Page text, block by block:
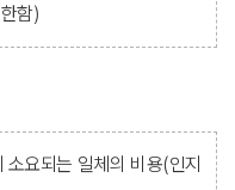
함)
요되는 일체의 비용(인지